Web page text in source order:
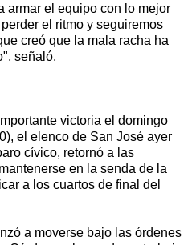
armar el equipo con lo mejor
el ritmo y seguiremos
creó que la mala racha ha
señaló.
victoria el domingo
el elenco de San José ayer
cívico, retornó a las
en la senda de la
a los cuartos de final del
a moverse bajo las órdenes